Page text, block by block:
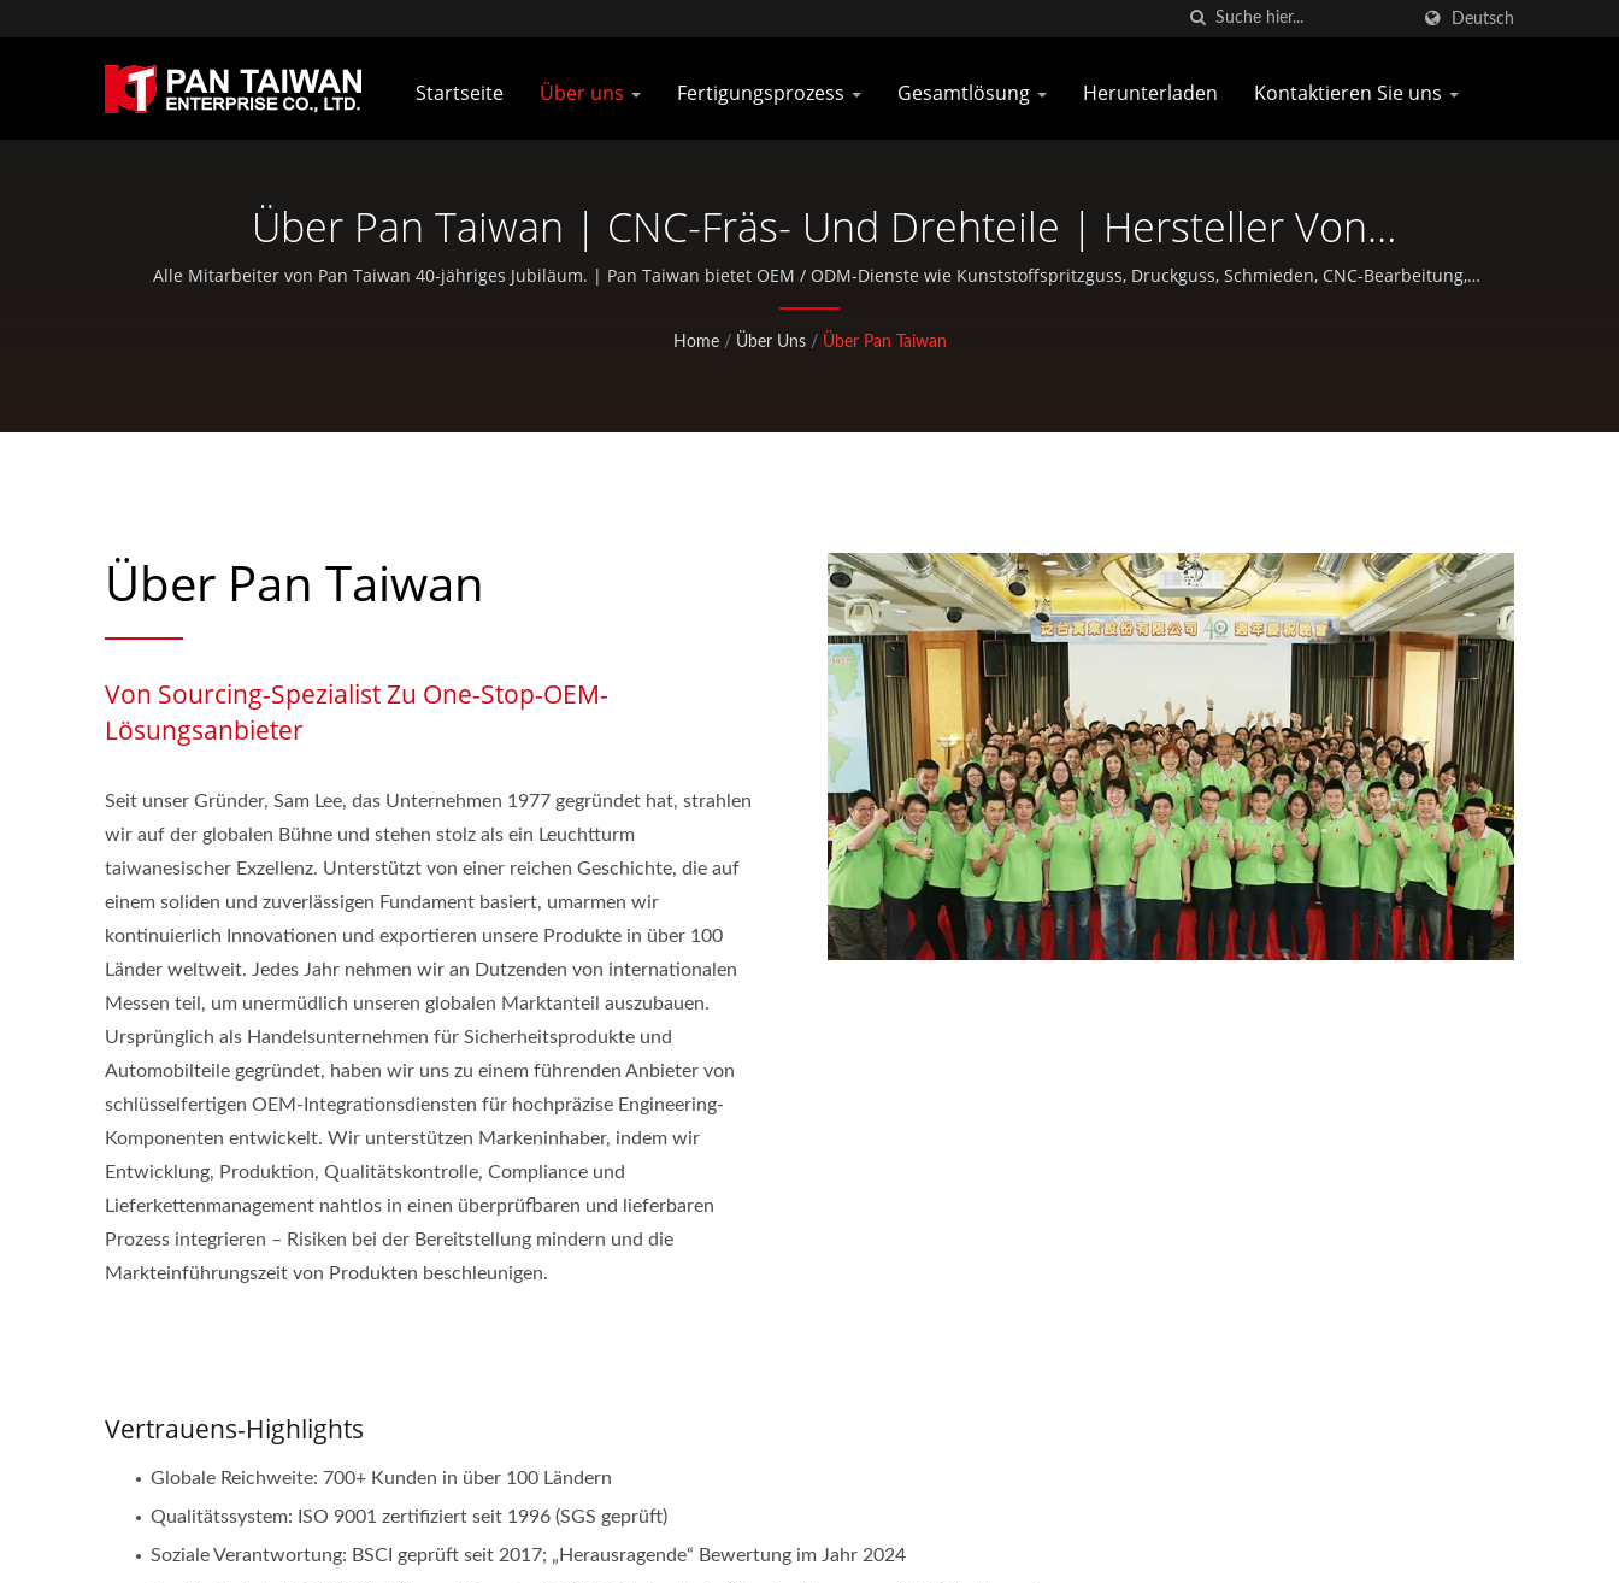
Deutsch
Startseite Über uns Fertigungsprozess Gesamtlösung Herunterladen Kontaktieren Sie uns
Über Pan Taiwan | CNC-Fräs- Und Drehteile | Hersteller Von
Rennradteilen | Pan Taiwan
Alle Mitarbeiter von Pan Taiwan 40-jähriges Jubiläum. | Pan Taiwan bietet OEM / ODM-Dienste wie Kunststoffspritzguss, Druckguss, Schmieden, CNC-Bearbeitung,
EDC-Taschen und Standardteile für Fahrräder und Outdoor-Aktivitäten an.
Home / Über Uns / Über Pan Taiwan
Über Pan Taiwan
Von Sourcing-Spezialist Zu One-Stop-OEM-
Lösungsanbieter
Seit unser Gründer, Sam Lee, das Unternehmen 1977 gegründet hat, strahlen
wir auf der globalen Bühne und stehen stolz als ein Leuchtturm
taiwanesischer Exzellenz. Unterstützt von einer reichen Geschichte, die auf
einem soliden und zuverlässigen Fundament basiert, umarmen wir
kontinuierlich Innovationen und exportieren unsere Produkte in über 100
Länder weltweit. Jedes Jahr nehmen wir an Dutzenden von internationalen
Messen teil, um unermüdlich unseren globalen Marktanteil auszubauen.
Ursprünglich als Handelsunternehmen für Sicherheitsprodukte und
Automobilteile gegründet, haben wir uns zu einem führenden Anbieter von
schlüsselfertigen OEM-Integrationsdiensten für hochpräzise Engineering-
Komponenten entwickelt. Wir unterstützen Markeninhaber, indem wir
Entwicklung, Produktion, Qualitätskontrolle, Compliance und
Lieferkettenmanagement nahtlos in einen überprüfbaren und lieferbaren
Prozess integrieren – Risiken bei der Bereitstellung mindern und die
Markteinführungszeit von Produkten beschleunigen.
Vertrauens-Highlights
Globale Reichweite: 700+ Kunden in über 100 Ländern
Qualitätssystem: ISO 9001 zertifiziert seit 1996 (SGS geprüft)
Soziale Verantwortung: BSCI geprüft seit 2017; „Herausragende“ Bewertung im Jahr 2024